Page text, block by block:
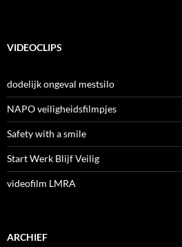
VIDEOCLIPS
dodelijk ongeval mestsilo
NAPO veiligheidsfilmpjes
Safety with a smile
Start Werk Blijf Veilig
videofilm LMRA
ARCHIEF